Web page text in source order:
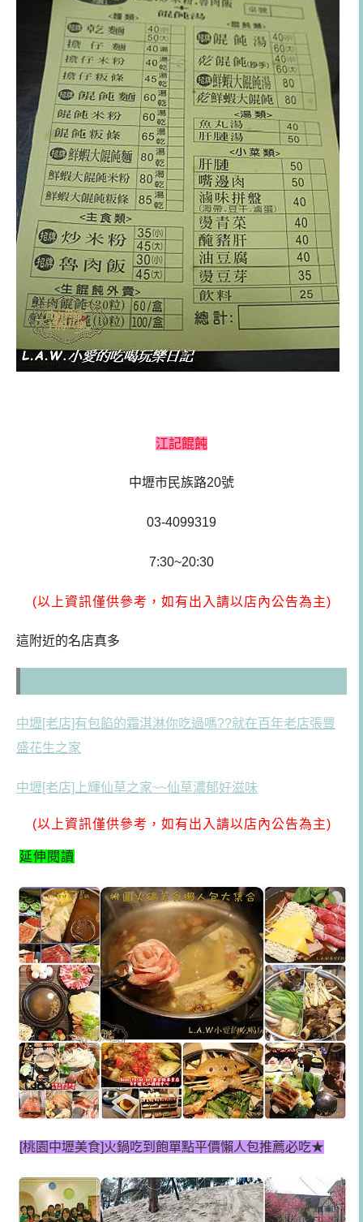
江記餛飩
中壢市民族路20號
03-4099319
7:30~20:30
(以上資訊僅供參考，如有出入請以店內公告為主)
這附近的名店真多
中壢[老店]有包餡的霜淇淋你吃過嗎??就在百年老店張豐
盛花生之家
中壢[老店]上輝仙草之家~~仙草濃郁好滋味
(以上資訊僅供參考，如有出入請以店內公告為主)
延伸閱讀
[桃園中壢美食] 火鍋吃到飽單點平價懶人包推薦必吃★